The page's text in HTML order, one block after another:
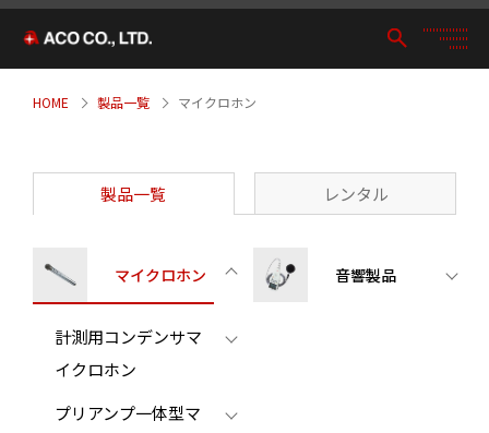
HOME 製品一覧 マイクロホン
製品一覧 レンタル
マイクロホン
計測用コンデンサマ
イクロホン
プリアンプ一体型マ
音響製品